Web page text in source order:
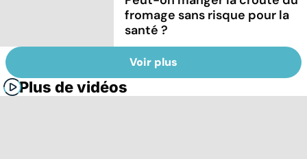
fromage sans risque pour la
santé ?
Voir plus
Plus de vidéos